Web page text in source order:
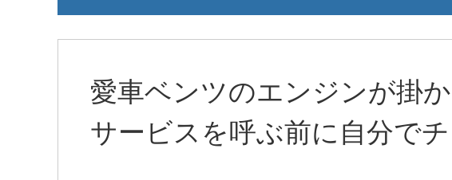
愛車ベンツのエンジンが掛
サービスを呼ぶ前に自分で